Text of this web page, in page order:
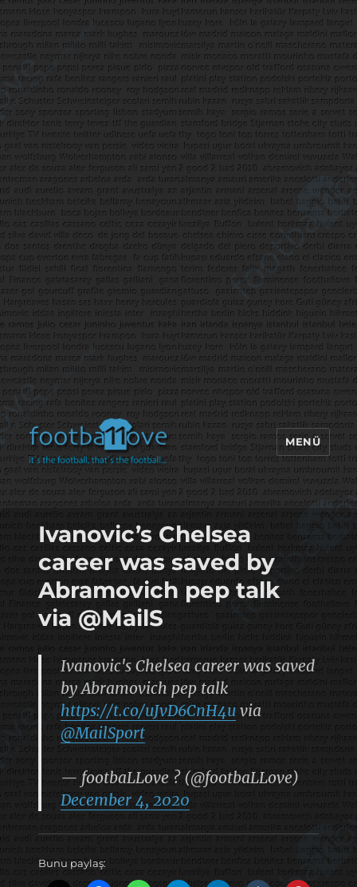
footbaLLove
MENÜ
Ivanovic’s Chelsea
career was saved by
Abramovich pep talk
via @MailS
Ivanovic's Chelsea career was saved
by Abramovich pep talk
https://t.co/uJvD6CnH4uvia
@MailSport
— footbaLLove ? (@footbaLLove)
December 4, 2020
Bunu paylaş: